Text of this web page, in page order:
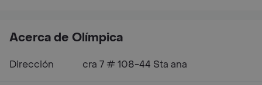
Acerca de Olímpica
Dirección cra 7 # 108-44 Sta ana